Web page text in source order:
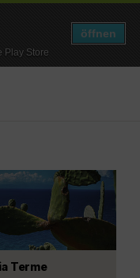
Play Store
öffnen
Terme